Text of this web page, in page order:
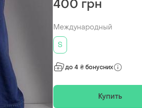
400 грн
Международный
S
до 4 ₴ бонусних
Купить